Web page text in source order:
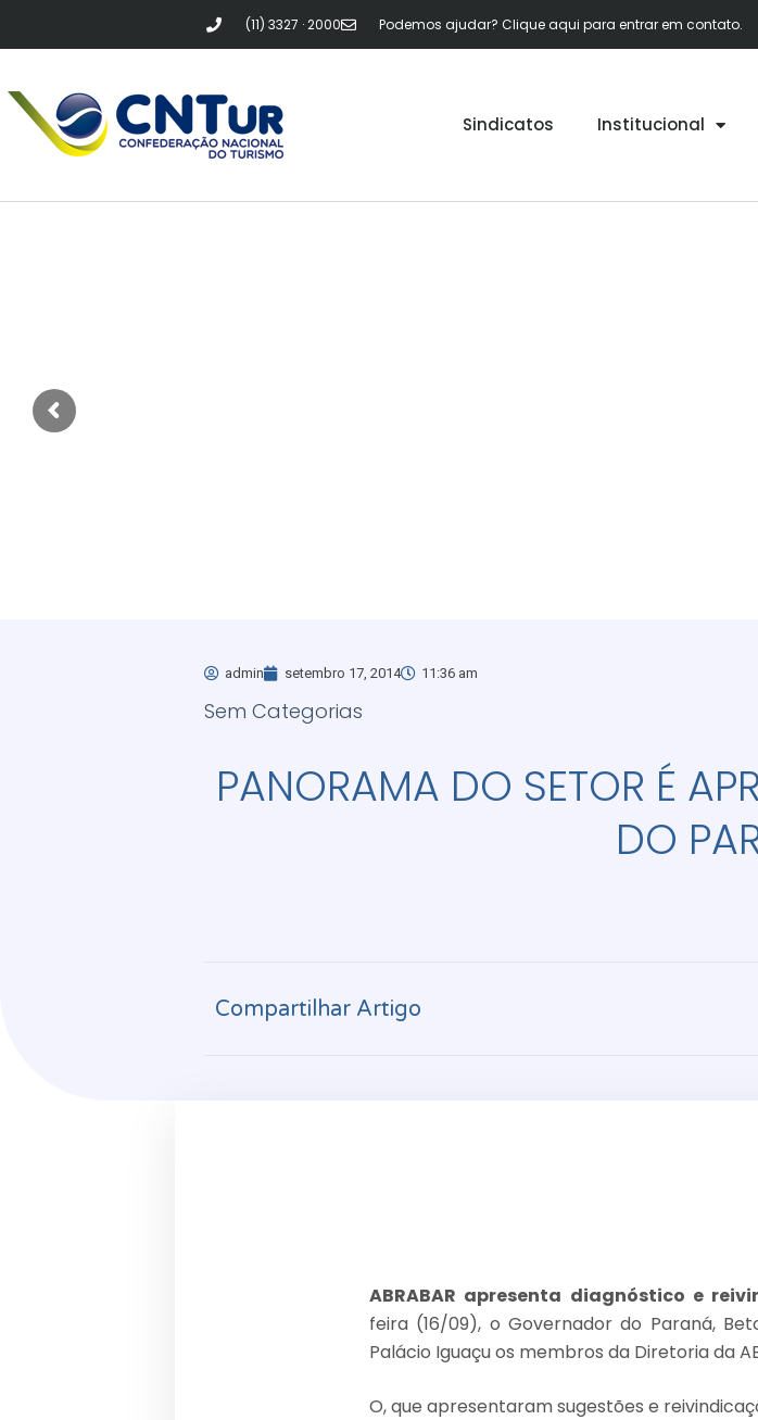
(11) 3327 · 2000 Podemos ajudar? Clique aqui para entrar em contato.
Sindicatos Institucional
admin setembro 17, 2014 11:36 am
Sem Categorias
PANORAMA DO SETOR É
DO
Compartilhar Artigo
ABRABAR apresenta diagnóstico e
feira (16/09), o Governador do Paraná,
Palácio Iguaçu os membros da Diretoria da
O, que apresentaram sugestões e